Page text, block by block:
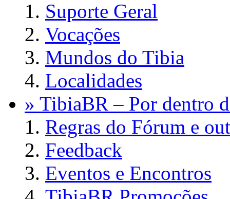
Suporte Geral
Vocações
Mundos do Tibia
Localidades
» TibiaBR – Por dentro
Regras do Fórum e
Feedback
Eventos e Encontros